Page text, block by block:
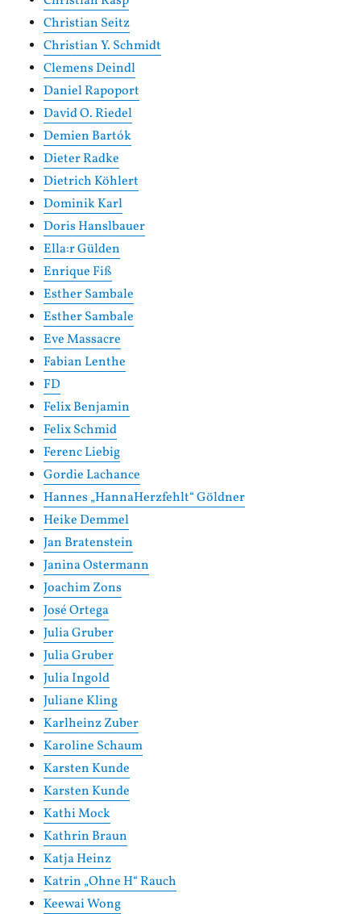
Christian Seitz
Christian Y. Schmidt
Clemens Deindl
Daniel Rapoport
David O. Riedel
Demien Bartók
Dieter Radke
Dietrich Köhlert
Dominik Karl
Doris Hanslbauer
Ella:r Gülden
Enrique Fiß
Esther Sambale
Esther Sambale
Eve Massacre
Fabian Lenthe
FD
Felix Benjamin
Felix Schmid
Ferenc Liebig
Gordie Lachance
Hannes „HannaHerzfehlt“ Göldner
Heike Demmel
Jan Bratenstein
Janina Ostermann
Joachim Zons
José Ortega
Julia Gruber
Julia Gruber
Julia Ingold
Juliane Kling
Karlheinz Zuber
Karoline Schaum
Karsten Kunde
Karsten Kunde
Kathi Mock
Kathrin Braun
Katja Heinz
Katrin „Ohne H“ Rauch
Keewai Wong